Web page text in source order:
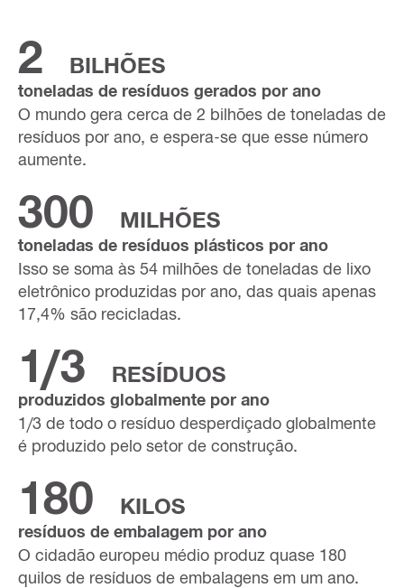
2 BILHÕES
toneladas de resíduos gerados por ano
O mundo gera cerca de 2 bilhões de toneladas de
resíduos por ano, e espera-se que esse número
aumente.
300 MILHÕES
toneladas de resíduos plásticos por ano
Isso se soma às 54 milhões de toneladas de lixo
eletrônico produzidas por ano, das quais apenas
17,4% são recicladas.
1/3 RESÍDUOS
produzidos globalmente por ano
1/3 de todo o resíduo desperdiçado globalmente
é produzido pelo setor de construção.
180 KILOS
resíduos de embalagem por ano
O cidadão europeu médio produz quase 180
quilos de resíduos de embalagens em um ano.